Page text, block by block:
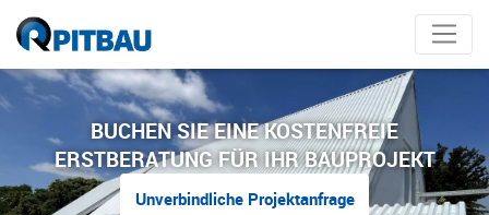
BUCHEN SIE EINE KOSTENFREIE
ERSTBERATUNG FÜR IHR BAUPROJEKT
Unverbindliche Projektanfrage